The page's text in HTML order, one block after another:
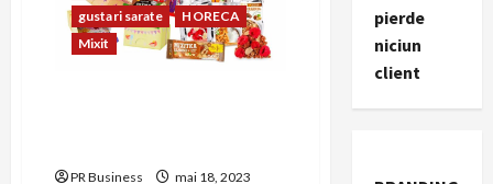
parintii
copiilor
cu
autism
gustari sarate
HORECA
Mixit
PR Business mai 18, 2023
pierde
niciun
client